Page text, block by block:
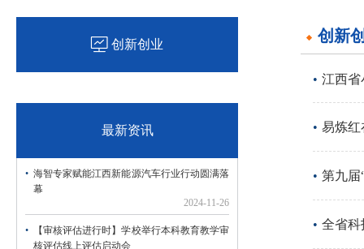
创新创业
最新资讯
海智专家赋能江西新能源汽车行业行动圆满落
幕
2024-11-26
【审核评估进行时】学校举行本科教育教学审
核评估线上评估启动会
创新
江西省
易炼红
全省科